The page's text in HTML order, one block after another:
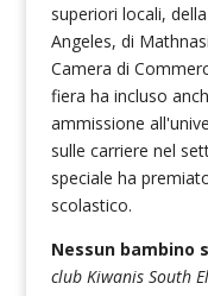
superiori locali,
Angeles, di
Camera di
fiera ha incluso
ammissione
sulle carriere nel
speciale ha
scolastico.
Nessun bambino
club Kiwanis South